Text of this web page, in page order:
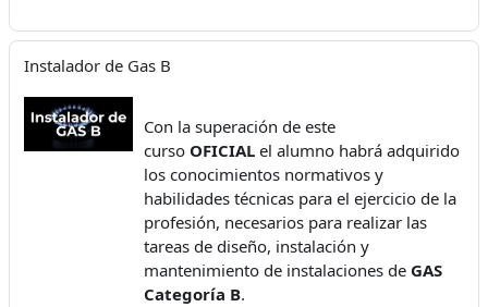
Instalador de Gas B
Con la superación de este
curso OFICIAL el alumno habrá adquirido
los conocimientos normativos y
habilidades técnicas para el ejercicio de la
profesión, necesarios para realizar las
tareas de diseño, instalación y
mantenimiento de instalaciones de GAS
Categoría B.